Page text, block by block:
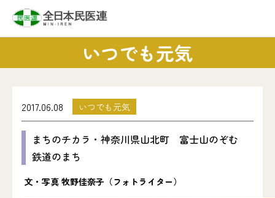
いつでも元気
2017.06.08 いつでも元気
まちのチカラ・神奈川県山北町 富士山のぞむ
鉄道のまち
文・写真 牧野佳奈子（フォトライター）